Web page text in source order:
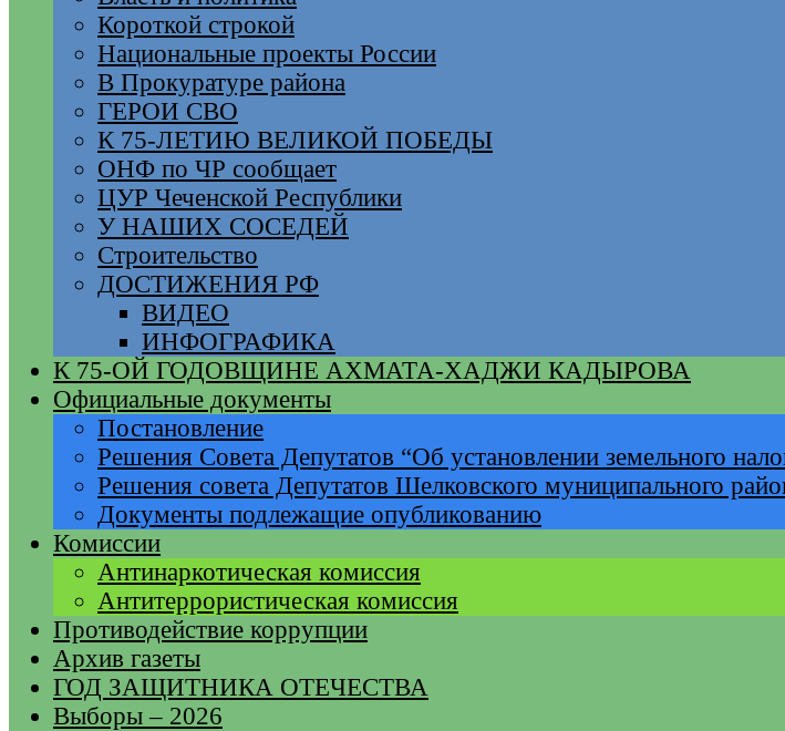
Короткой строкой
Национальные проекты России
В Прокуратуре района
ГЕРОИ СВО
К 75-ЛЕТИЮ ВЕЛИКОЙ ПОБЕДЫ
ОНФ по ЧР сообщает
ЦУР Чеченской Республики
У НАШИХ СОСЕДЕЙ
Строительство
ДОСТИЖЕНИЯ РФ
ВИДЕО
ИНФОГРАФИКА
К 75-ОЙ ГОДОВЩИНЕ АХМАТА-ХАДЖИ КАДЫРОВА
Официальные документы
Постановление
Решения Совета Депутатов “Об установлении земельного
Решения совета Депутатов Шелковского муниципального
Документы подлежащие опубликованию
Комиссии
Антинаркотическая комиссия
Антитеррористическая комиссия
Противодействие коррупции
Архив газеты
ГОД ЗАЩИТНИКА ОТЕЧЕСТВА
Выборы – 2026